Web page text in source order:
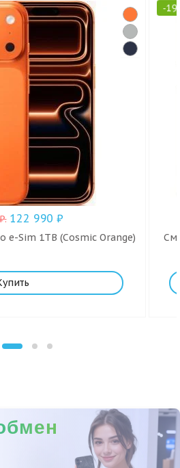
. 122 990₽
e-Sim 1TB (Cosmic Orange)
-19